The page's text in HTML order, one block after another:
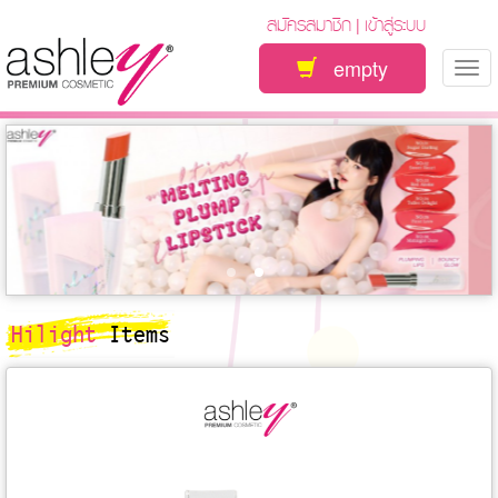
สมัครสมาชิก | เข้าสู่ระบบ
empty
HilightItems